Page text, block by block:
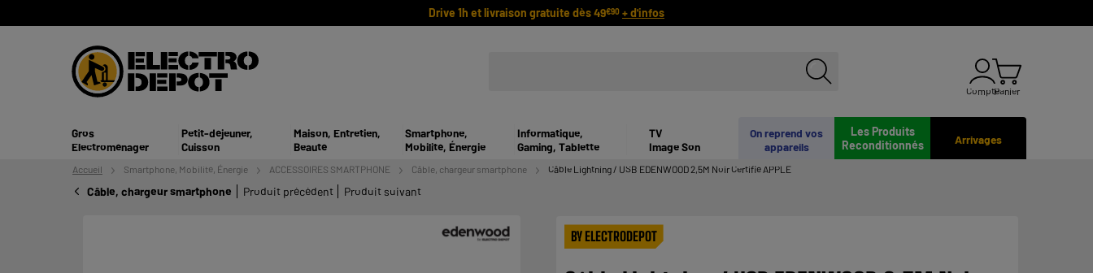
Drive 1h et livraison gratuite dès 49€90 + d'infos
ComptePanier
Arrivages
Les Produits
Reconditionnés
On reprend vos
appareils
Gros
Electroménager
Petit-déjeuner,
Cuisson
Maison, Entretien,
Beauté
Smartphone,
Mobilité, Énergie
Informatique,
Gaming, Tablette
TV
Image Son
Accueil Smartphone, Mobilité, Énergie ACCESSOIRES SMARTPHONE Câble, chargeur smartphone Câble Lightning / USB EDENWOOD 2,5M Noir Certifié APPLE
Câble, chargeur smartphone Produit précédent Produit suivant
BY ELECTRODEPOT